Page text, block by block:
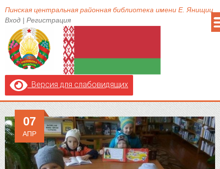
Пинская центральная районная библиотека имени Е. Янищиц
Вход | Регистрация
Версия для слабовидящих
07
АПР